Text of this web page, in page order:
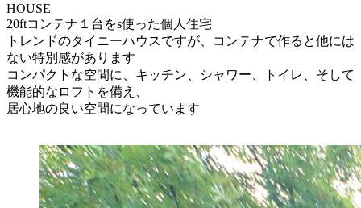
HOUSE
20ftコンテナ１台をs使った個人住宅
トレンドのタイニーハウスですが、コンテナで作ると他には
ない特別感があります
コンパクトな空間に、キッチン、シャワー、トイレ、そして
機能的なロフトを備え、
居心地の良い空間になっています